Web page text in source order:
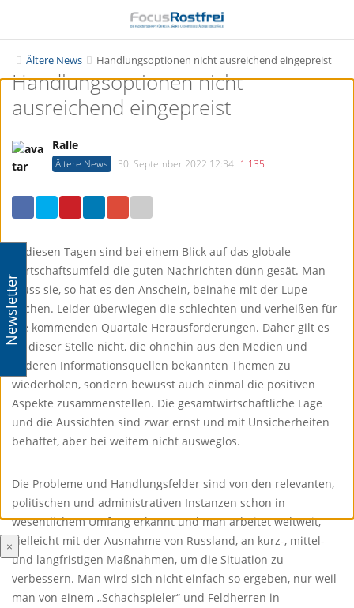
o
g
g
l
e
a
v
t
o
n
o
g
Ältere News Handlungsoptionen nicht ausreichend eingepreist
Handlungsoptionen nicht
ausreichend eingepreist
Ralle
Ältere News 30. September 2022 12:34 1.135
In diesen Tagen sind bei einem Blick auf das globale
Wirtschaftsumfeld die guten Nachrichten dünn gesät. Man
muss sie, so hat es den Anschein, beinahe mit der Lupe
suchen. Leider überwiegen die schlechten und verheißen für
die kommenden Quartale Herausforderungen. Daher gilt es
an dieser Stelle nicht, die ohnehin aus den Medien und
anderen Informationsquellen bekannten Themen zu
wiederholen, sondern bewusst auch einmal die positiven
Aspekte zusammenstellen. Die gesamtwirtschaftliche Lage
und die Aussichten sind zwar ernst und mit Unsicherheiten
behaftet, aber bei weitem nicht ausweglos.
Die Probleme und Handlungsfelder sind von den relevanten,
politischen und administrativen Instanzen schon in
wesentlichem Umfang erkannt und man arbeitet weltweit,
vielleicht mit der Ausnahme von Russland, an kurz-, mittel-
und langfristigen Maßnahmen, um die Situation zu
verbessern. Man wird sich nicht einfach so ergeben, nur weil
man von einem „Schachspieler“ und Feldherren in
×
Newsletter